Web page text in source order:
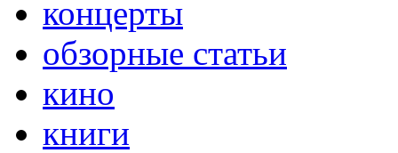
концерты
обзорные статьи
кино
книги